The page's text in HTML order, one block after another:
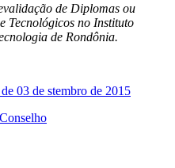
de Diplomas ou
Tecnológicos no Instituto
de Rondônia.
03 de stembro de 2015
Conselho